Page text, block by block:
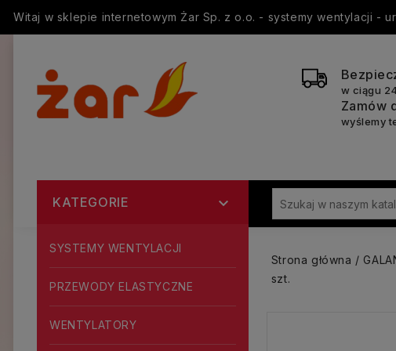
Witaj w sklepie internetowym Żar Sp. z o.o. - systemy wentylacji -
w ciągu
Zamów
wyślemy
KATEGORIE 
SYSTEMY WENTYLACJI
PRZEWODY ELASTYCZNE
WENTYLATORY
Strona główna
szt.